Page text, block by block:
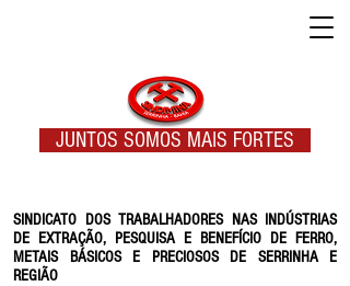
SINDICATO DOS TRABALHADORES NAS INDÚSTRIAS
DE EXTRAÇÃO, PESQUISA E BENEFÍCIO DE FERRO,
METAIS BÁSICOS E PRECIOSOS DE SERRINHA E
REGIÃO
JUNTOS SOMOS MAIS FORTES